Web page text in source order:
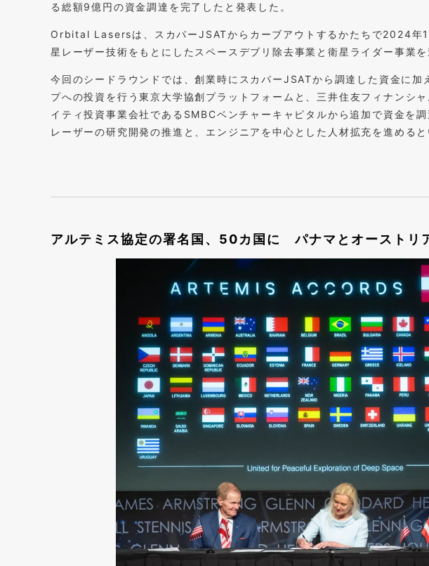
る総額9億円の資金調達を完了したと発表した。
Orbital Lasersは、スカパーJSATからカーブアウトするかたちで2024年
星レーザー技術をもとにしたスペースデブリ除去事業と衛星ライダー事業を
今回のシードラウンドでは、創業時にスカパーJSATから調達した資金に加
プへの投資を行う東京大学協創プラットフォームと、三井住友フィナンシ
イティ投資事業会社であるSMBCベンチャーキャピタルから追加で資金を
レーザーの研究開発の推進と、エンジニアを中心とした人材拡充を進めると
アルテミス協定の署名国、50カ国に パナマとオーストリ